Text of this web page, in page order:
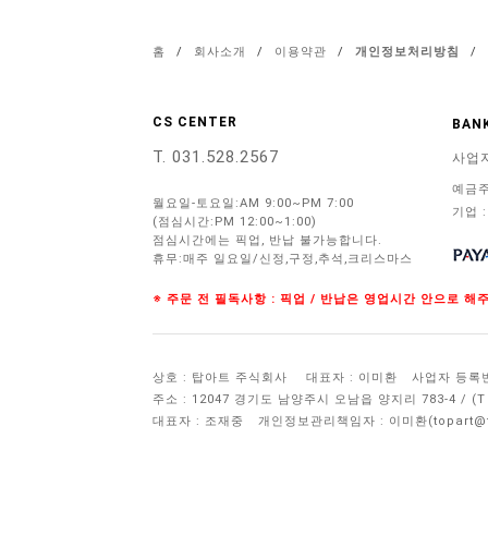
홈 / 회사소개 / 이용약관 / 개인정보처리방침 /
CS CENTER
T. 031.528.2567
월요일-토요일:AM 9:00~PM 7:00
(점심시간:PM 12:00~1:00)
점심시간에는 픽업, 반납 불가능합니다.
휴무:매주 일요일/신정,구정,추석,크리스마스
사업
예금
기업
※ 주문 전 필독사항 : 픽업 / 반납은 영업시간 안으로 해
상호 : 탑아트 주식회사 대표자 : 이미환
사업자 등록
주소 : 12047 경기도 남양주시 오남읍 양지리 783-4 /
대표자 : 조재중
개인정보관리책임자 : 이미환